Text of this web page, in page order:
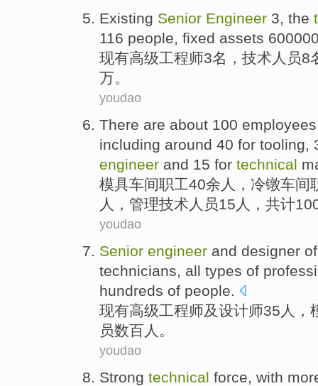
Existing Senior Engineer 3, the
116 people, fixed assets
现有高级工程师3名， 技术人员8
万。
youdao
There are about 100 employees
including around 40 for tooling,
engineer and 15 for technical
模具车间职工40余人， 冷镦车间
人，管理技术人员15 人，共计
youdao
Senior engineer and designer
technicians, all types of
hundreds of people.
现有高级工程师及设计师35人 ，
员数百人。
youdao
Strong technical force with